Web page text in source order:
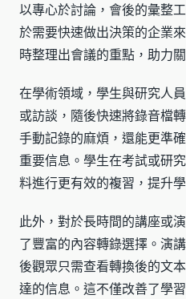
以專心於討論，會後的彙整
於需要快速做出決策的企業
時整理出會議的重點，助力
在學術領域，學生與研究人
或訪談，隨後快速將錄音檔
手動記錄的麻煩，還能更準
重要信息。學生在考試或研
料進行更有效的複習，提升
此外，對於長時間的講座或
了豐富的內容轉錄選擇。演
後觀眾只需查看轉換後的文
達的信息。這不僅改善了學